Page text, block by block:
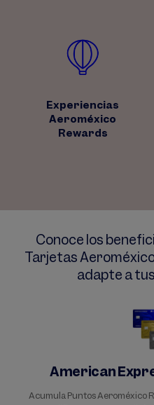
Experiencias
Aeroméxico
Rewards
Conoce los
Tarjetas
adapte a
American
Acumula Puntos Aeroméxico